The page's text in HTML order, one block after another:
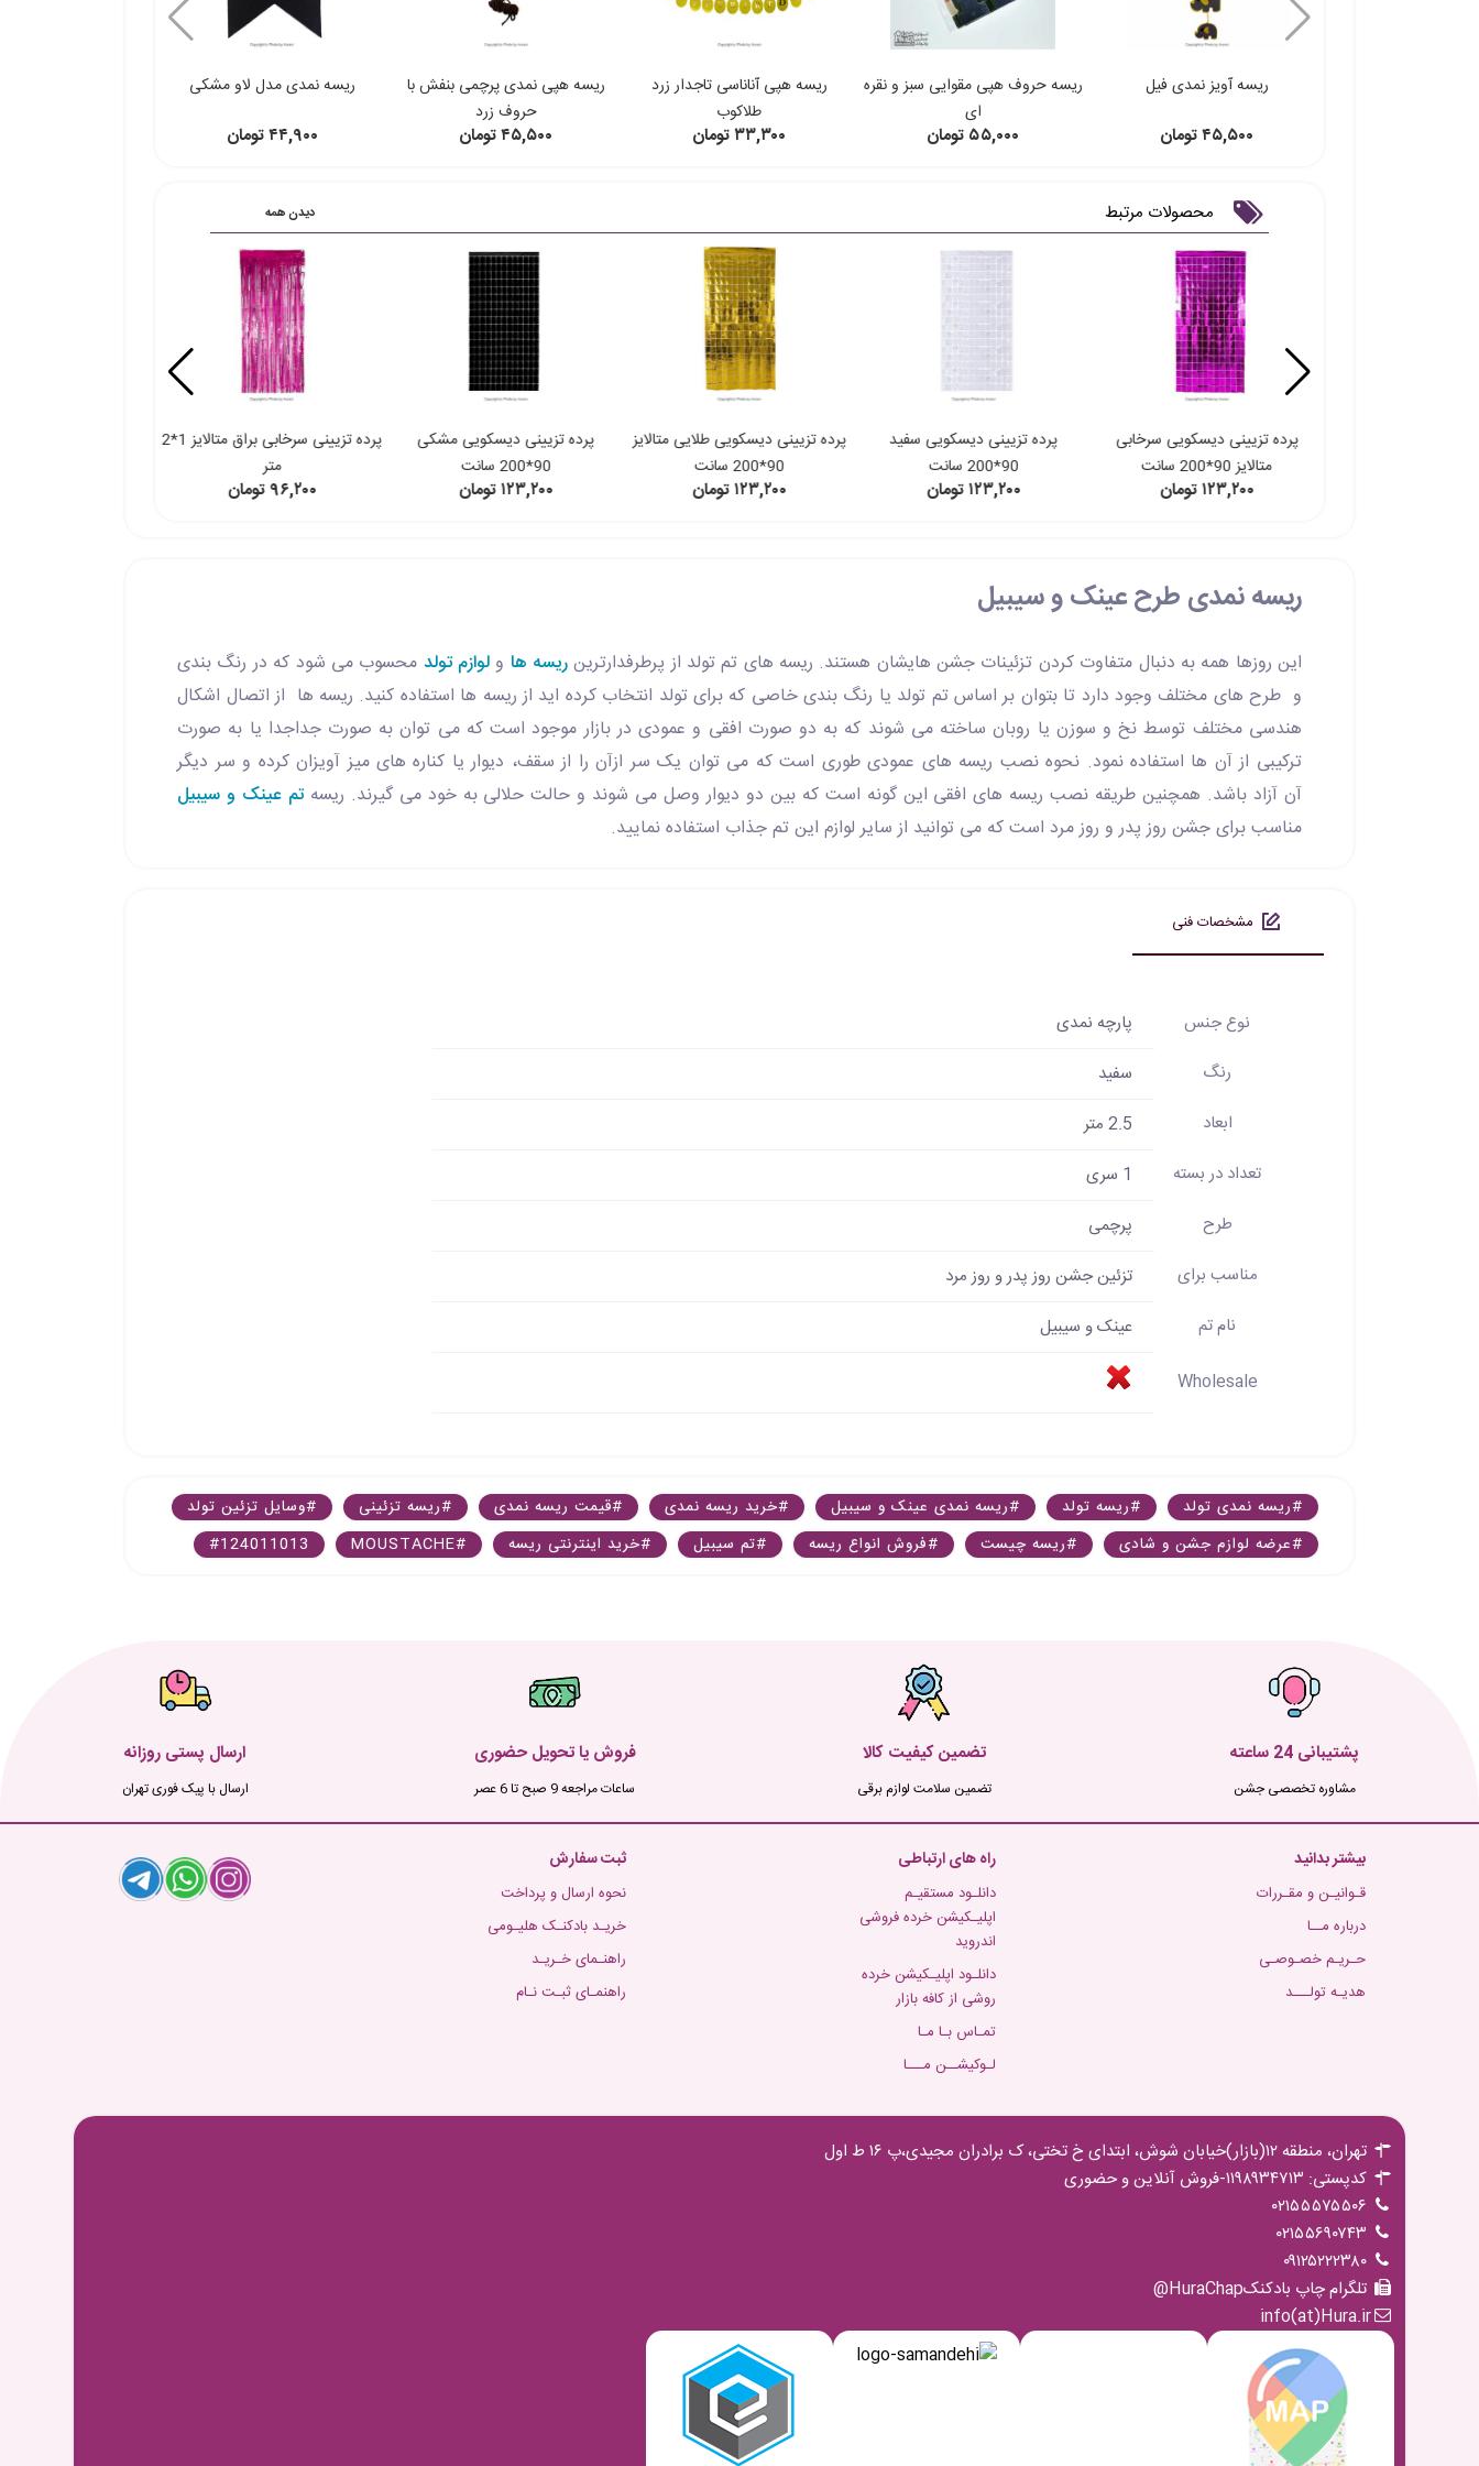
ریسه آویز نمدی فیل
۴۵,۵۰۰ تومان
ریسه حروف هپی مقوایی سبز و نقره
ای
۵۵,۰۰۰ تومان
ریسه هپی آناناسی تاجدار زرد
طلاکوب
۳۳,۳۰۰ تومان
ریسه هپی نمدی پرچمی بنفش با
حروف زرد
۴۵,۵۰۰ تومان
ریسه نمدی مدل لاو مشکی
۴۴,۹۰۰ تومان
محصولات مرتبط دیدن همه
پرده تزیینی دیسکویی سرخابی
متالایز 90*200 سانت
۱۲۳,۲۰۰ تومان
پرده تزیینی دیسکویی سفید
90*200 سانت
۱۲۳,۲۰۰ تومان
پرده تزیینی دیسکویی طلایی متالایز
90*200 سانت
۱۲۳,۲۰۰ تومان
پرده تزیینی دیسکویی مشکی
90*200 سانت
۱۲۳,۲۰۰ تومان
پرده تزیینی سرخابی براق متالایز 1*2
متر
۹۶,۲۰۰ تومان
ریسه نمدی طرح عینک و سیبیل
این روزها همه به دنبال متفاوت کردن تزئینات جشن هایشان هستند. ریسه های تم تولد از پرطرفدارترینریسه ها ولوازم تولد محسوب می شود که در رنگ بندی
و طرح های مختلف وجود دارد تا بتوان بر اساس تم تولد یا رنگ بندی خاصی که برای تولد انتخاب کرده اید از ریسه ها استفاده کنید. ریسه ها از اتصال اشکال
هندسی مختلف توسط نخ و سوزن یا روبان ساخته می شوند که به دو صورت افقی و عمودی در بازار موجود است که می توان به صورت جداجدا یا به صورت
ترکیبی از آن ها استفاده نمود. نحوه نصب ریسه های عمودی طوری است که می توان یک سر ازآن را از سقف، دیوار یا کناره های میز آویزان کرده و سر دیگر
آن آزاد باشد. همچنین طریقه نصب ریسه های افقی این گونه است که بین دو دیوار وصل می شوند و حالت حلالی به خود می گیرند. ریسهتم عینک و سیبیل
مناسب برای جشن روز پدر و روز مرد است که می توانید از سایر لوازم این تم جذاب استفاده نمایید.
مشخصات فنی
نوع جنس
پارچه نمدی
رنگ
سفید
ابعاد
2.5 متر
تعداد در بسته
1 سری
طرح
پرچمی
مناسب برای
تزئین جشن روز پدر و روز مرد
نام تم
عینک و سیبیل
Wholesale
#ریسه نمدی تولد #ریسه تولد #ریسه نمدی عینک و سیبیل #خرید ریسه نمدی #قیمت ریسه نمدی #ریسه تزئینی
#وسایل تزئین تولد
#عرضه لوازم جشن و شادی
#ریسه چیست #فروش انواع ریسه #تم سیبیل #خرید اینترنتی ریسه #MOUSTACHE
#124011013
پشتیبانی 24 ساعته
مشاوره تخصصی جشن
تضمین کیفیت کالا
تضمین سلامت لوازم برقی
فروش یا تحویل حضوری
ساعات مراجعه 9 صبح تا 6 عصر
ارسال پستی روزانه
ارسال با پیک فوری تهران
بیشتر بدانید
قـوانیـن و مقـررات
درباره مــا
حـریـم خصـوصـی
هدیـه تولـــد
راه های ارتباطی
دانلـود مستقیـم
اپلیـکیشن خرده فروشی
اندروید
دانلـود اپلیـکیشن خرده
روشی از کافه بازار
تمـاس بـا مـا
لـوکیشــن مـــا
ثبت سفارش
نحوه ارسال و پرداخت
خریـد بادکنـک هلیـومی
راهنـمای خـریـد
راهنمـای ثبـت نـام
تهران، منطقه ۱۲(بازار)خیابان شوش، ابتدای خ تختی، ک برادران مجیدی،پ ۱۶ ط اول
کدپستی: ۱۱۹۸۹۳۴۷۱۳-فروش آنلاین و حضوری
۰۲۱۵۵۵۷۵۵۰۶
۰۲۱۵۵۶۹۰۷۴۳
۰۹۱۲۵۲۲۲۳۸۰
تلگرام چاپ بادکنکHuraChap@
info(at)Hura.ir